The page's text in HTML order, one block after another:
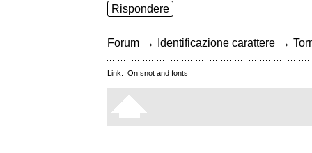
Rispondere
Forum → Identificazione carattere →
Link: On snot and fonts